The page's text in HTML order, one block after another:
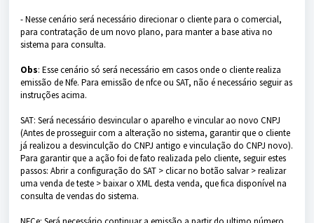
- Nesse cenário será necessário direcionar o cliente para o comercial,
para contratação de um novo plano, para manter a base ativa no
sistema para consulta.
Obs: Esse cenário só será necessário em casos onde o cliente realiza
emissão de Nfe. Para emissão de nfce ou SAT, não é necessário seguir as
instruções acima.
SAT: Será necessário desvincular o aparelho e vincular ao novo CNPJ
(Antes de prosseguir com a alteração no sistema, garantir que o cliente
já realizou a desvinculção do CNPJ antigo e vinculação do CNPJ novo).
Para garantir que a ação foi de fato realizada pelo cliente, seguir estes
passos: Abrir a configuração do SAT > clicar no botão salvar > realizar
uma venda de teste > baixar o XML desta venda, que fica disponível na
consulta de vendas do sistema.